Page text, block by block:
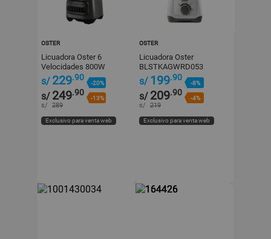
OSTER
Licuadora Oster 6
Velocidades 800W
BLSTPEG-GPB-053 Gris
s/ 229.90
-20%
s/ 249.90
-13%
s/ 289
Exclusivo para venta web
OSTER
Licuadora Oster
BLSTKAGWRD053
Blanco 550W
s/ 199.90
-8%
s/ 209.90
-4%
s/ 219
Exclusivo para venta web